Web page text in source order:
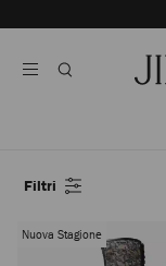
Al
automatica
Filtri
Nuova Stagione